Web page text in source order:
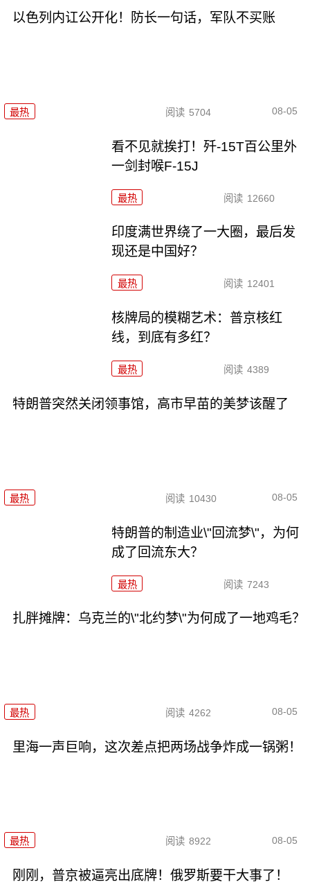
以色列内讧公开化！防长一句话，军队不买账
最热 阅读 5704 08-05
看不见就挨打！歼-15T百公里外
一剑封喉F-15J
最热 阅读 12660
印度满世界绕了一大圈，最后发
现还是中国好？
最热 阅读 12401
核牌局的模糊艺术：普京核红
线，到底有多红？
最热 阅读 4389
特朗普突然关闭领事馆，高市早苗的美梦该醒了
最热 阅读 10430 08-05
特朗普的制造业\"回流梦\"，为何
成了回流东大？
最热 阅读 7243
扎胖摊牌：乌克兰的\"北约梦\"为何成了一地鸡毛？
最热 阅读 4262 08-05
里海一声巨响，这次差点把两场战争炸成一锅粥！
最热 阅读 8922 08-05
刚刚，普京被逼亮出底牌！俄罗斯要干大事了！